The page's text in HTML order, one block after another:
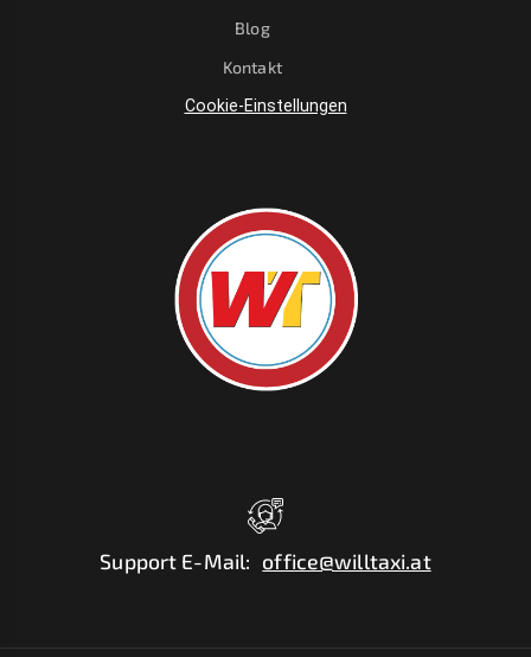
Blog
Kontakt
Cookie-Einstellungen
Support E-Mail: office@willtaxi.at